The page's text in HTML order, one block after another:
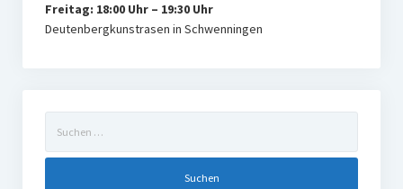
Freitag: 18:00 Uhr – 19:30 Uhr
Deutenbergkunstrasen in Schwenningen
nach: